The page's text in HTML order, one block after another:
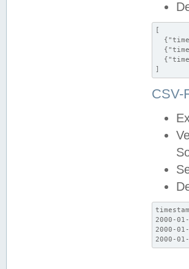
[
]
CSV-
2000-
2000-
2000-